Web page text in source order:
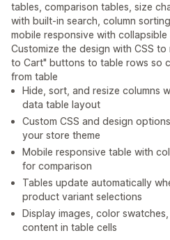
tables, comparison tables, size
with built-in search, column
mobile responsive with
Customize the design with CSS
to Cart" buttons to table rows so
from table
Hide, sort, and resize columns
data table layout
Custom CSS and design
your store theme
Mobile responsive table with
for comparison
Tables update automatically
product variant selections
Display images, color
content in table cells